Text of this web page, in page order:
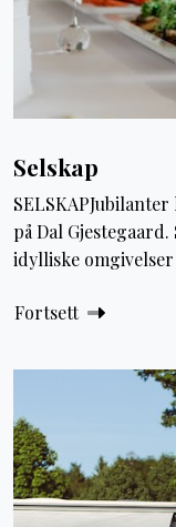
Selskap
på Dal
idylliske
Fortsett